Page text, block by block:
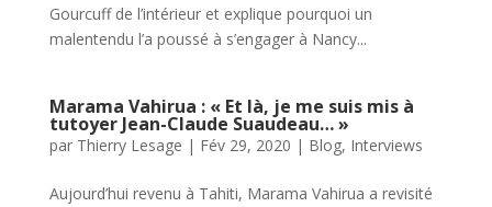
Gourcuff de l’intérieur et explique pourquoi un
malentendu l’a poussé à s’engager à Nancy...
Marama Vahirua : « Et là, je me suis mis à
tutoyer Jean-Claude Suaudeau… »
par Thierry Lesage | Fév 29, 2020 | Blog, Interviews
Aujourd’hui revenu à Tahiti, Marama Vahirua a revisité